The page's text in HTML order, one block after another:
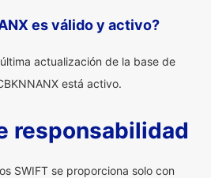
es válido y activo?
actualización de la base de
está activo.
responsabilidad
SWIFT se proporciona solo con